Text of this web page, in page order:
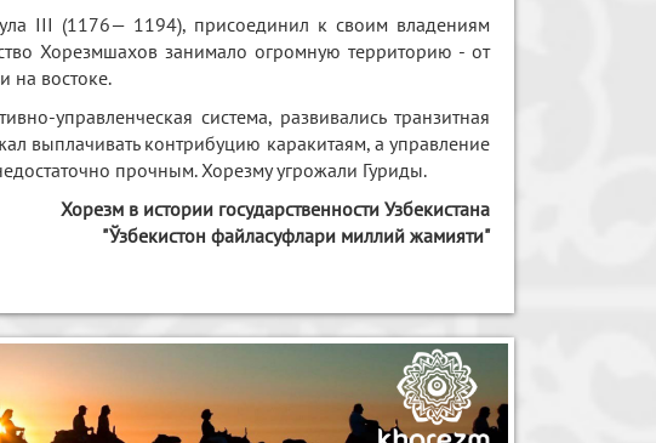
III (1176— 1194), присоединил к своим владениям
Хорезмшахов занимало огромную территорию - от
на востоке.
управленческая система, развивались транзитная
выплачивать контрибуцию каракитаям, а управление
прочным. Хорезму угрожали Гуриды.
Хорезм в истории государственности Узбекистана
"Ўзбекистон файласуфлари миллий жамияти"